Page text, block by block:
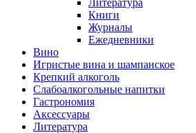
Литература
Книги
Журналы
Ежедневники
Вино
Игристые вина и шампанское
Крепкий алкоголь
Слабоалкогольные напитки
Гастрономия
Аксессуары
Литература